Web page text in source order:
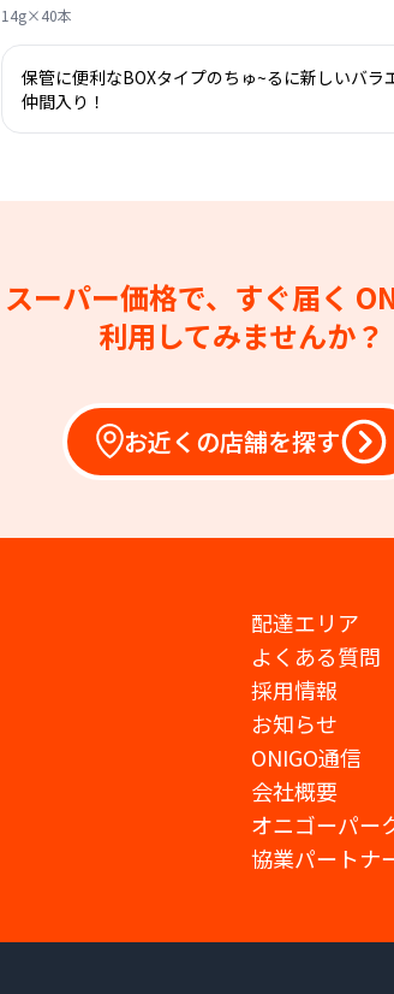
14g×40本
保管に便利なBOXタイプのちゅ~るに新しいバラ
仲間入り！
スーパー価格で、すぐ届く
利用してみませんか？
お近くの店舗を探す
配達エリア
よくある質問
採用情報
お知らせ
ONIGO通信
会社概要
オニゴーパー
協業パートナ